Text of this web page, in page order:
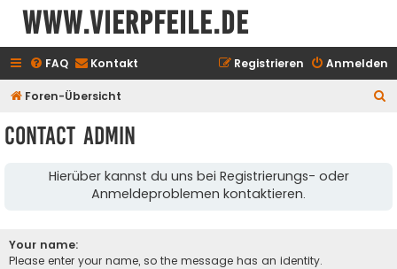
www.vierpfeile.de
FAQ Kontakt Anmelden
Registrieren
Foren-Übersicht
Contact Admin
Hierüber kannst du uns bei Registrierungs- oder
Anmeldeproblemen kontaktieren.
Your name:
Please enter your name, so the message has an identity.